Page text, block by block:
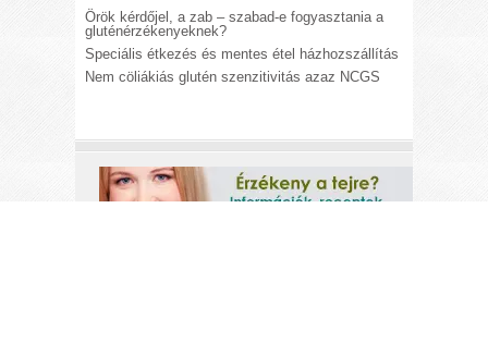
Örök kérdőjel, a zab – szabad-e fogyasztania a
gluténérzékenyeknek?
Speciális étkezés és mentes étel házhozszállítás
Nem cöliákiás glutén szenzitivitás azaz NCGS